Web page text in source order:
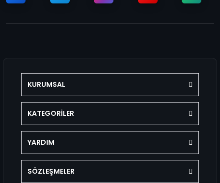
KURUMSAL
KATEGORİLER
YARDIM
SÖZLEŞMELER